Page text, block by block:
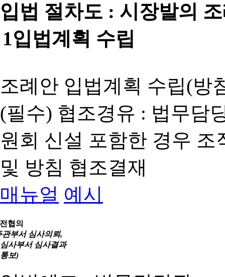
입법 절차도 : 시장발의
1입법계획 수립
조례안 입법계획 수립(방
(필수) 협조경유 : 법무담
원회 신설 포함한 경우
및 방침 협조결재
매뉴얼 예시
협의
관부서 심사의뢰,
심사부서 심사결과
통보)